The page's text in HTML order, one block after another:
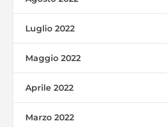
Luglio 2022
Maggio 2022
Aprile 2022
Marzo 2022